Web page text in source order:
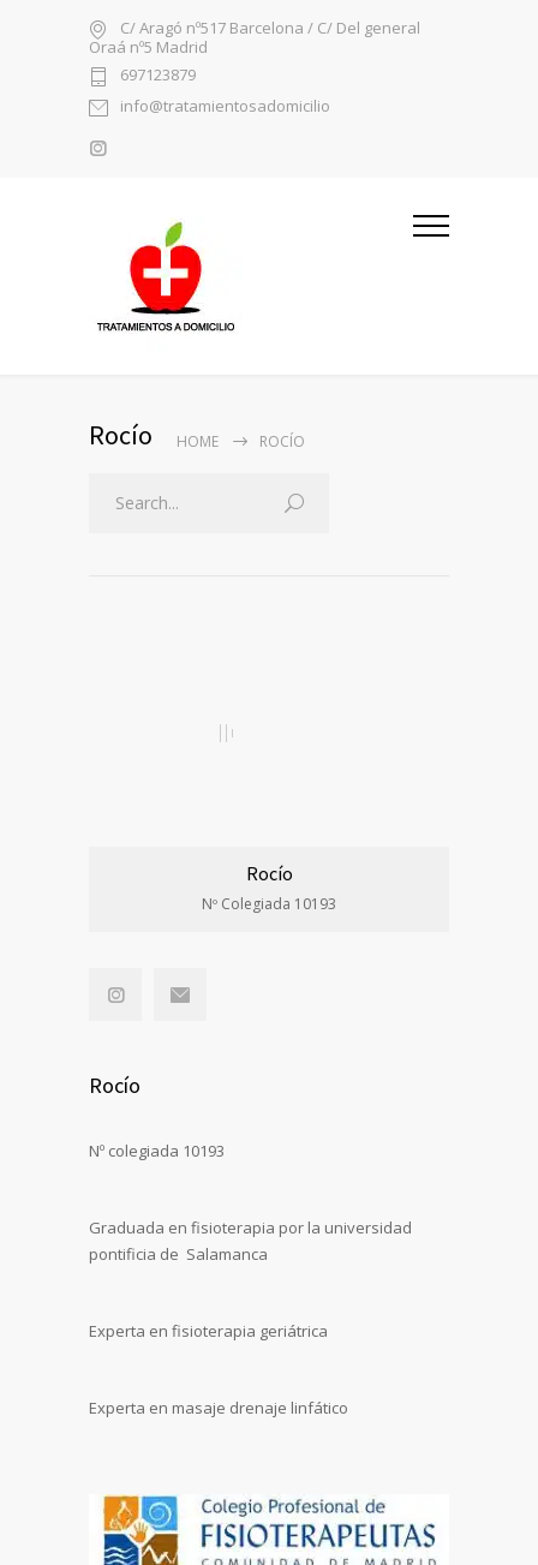
C/ Aragó nº517 Barcelona / C/ Del general
Oraá nº5 Madrid
697123879
info@tratamientosadomicilio
Rocío HOME ROCÍO
Rocío
Nº Colegiada 10193
Rocío
Nº colegiada 10193
Graduada en fisioterapia por la universidad
pontificia de Salamanca
Experta en fisioterapia geriátrica
Experta en masaje drenaje linfático